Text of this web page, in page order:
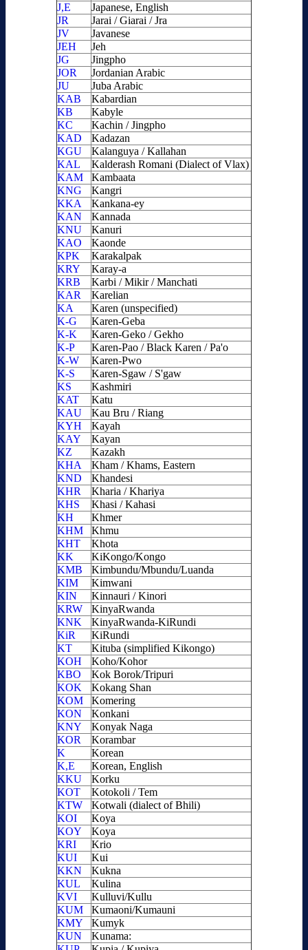
J,E
Japanese, English
JR
Jarai / Giarai / Jra
JV
Javanese
JEH
Jeh
JG
Jingpho
JOR
Jordanian Arabic
JU
Juba Arabic
KAB
Kabardian
KB
Kabyle
KC
Kachin / Jingpho
KAD
Kadazan
KGU
Kalanguya / Kallahan
KAL
Kalderash Romani (Dialect of Vlax)
KAM
Kambaata
KNG
Kangri
KKA
Kankana-ey
KAN
Kannada
KNU
Kanuri
KAO
Kaonde
KPK
Karakalpak
KRY
Karay-a
KRB
Karbi / Mikir / Manchati
KAR
Karelian
KA
Karen (unspecified)
K-G
Karen-Geba
K-K
Karen-Geko / Gekho
K-P
Karen-Pao / Black Karen / Pa'o
K-W
Karen-Pwo
K-S
Karen-Sgaw / S'gaw
KS
Kashmiri
KAT
Katu
KAU
Kau Bru / Riang
KYH
Kayah
KAY
Kayan
KZ
Kazakh
KHA
Kham / Khams, Eastern
KND
Khandesi
KHR
Kharia / Khariya
KHS
Khasi / Kahasi
KH
Khmer
KHM
Khmu
KHT
Khota
KK
KiKongo/Kongo
KMB
Kimbundu/Mbundu/Luanda
KIM
Kimwani
KIN
Kinnauri / Kinori
KRW
KinyaRwanda
KNK
KinyaRwanda-KiRundi
KiR
KiRundi
KT
Kituba (simplified Kikongo)
KOH
Koho/Kohor
KBO
Kok Borok/Tripuri
KOK
Kokang Shan
KOM
Komering
KON
Konkani
KNY
Konyak Naga
KOR
Korambar
K
Korean
K,E
Korean, English
KKU
Korku
KOT
Kotokoli / Tem
KTW
Kotwali (dialect of Bhili)
KOI
Koya
KOY
Koya
KRI
Krio
KUI
Kui
KKN
Kukna
KUL
Kulina
KVI
Kulluvi/Kullu
KUM
Kumaoni/Kumauni
KMY
Kumyk
KUN
Kunama: